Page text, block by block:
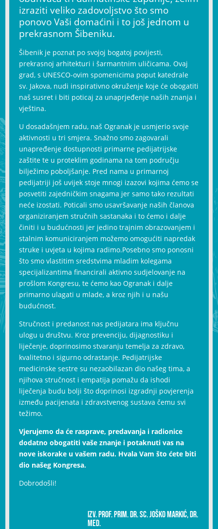
izraziti veliko zadovoljstvo što smo
ponovo Vaši domaćini i to još jednom u
prekrasnom Šibeniku.
Šibenik je poznat po svojoj bogatoj povijesti,
prekrasnoj arhitekturi i šarmantnim uličicama. Ovaj
grad, s UNESCO-ovim spomenicima poput katedrale
sv. Jakova, nudi inspirativno okruženje koje će obogatiti
naš susret i biti poticaj za unaprjeđenje naših znanja i
vještina.
U dosadašnjem radu, naš Ogranak je usmjerio svoje
aktivnosti u tri smjera. Snažno smo zagovarali
unapređenje dostupnosti primarne pedijatrijske
zaštite te u proteklim godinama na tom području
bilježimo poboljšanje. Pred nama u primarnoj
pedijatriji još uvijek stoje mnogi izazovi kojima ćemo se
posvetiti zajedničkim snagama jer samo tako rezultati
neće izostati. Poticali smo usavršavanje naših članova
organiziranjem stručnih sastanaka i to ćemo i dalje
činiti i u budućnosti jer jedino trajnim obrazovanjem i
stalnim komuniciranjem možemo omogućiti napredak
struke i uvjeta u kojima radimo.Posebno smo ponosni
što smo vlastitim sredstvima mladim kolegama
specijalizantima financirali aktivno sudjelovanje na
prošlom Kongresu, te ćemo kao Ogranak i dalje
primarno ulagati u mlade, a kroz njih i u našu
budućnost.
Stručnost i predanost nas pedijatara ima ključnu
ulogu u društvu. Kroz prevenciju, dijagnostiku i
liječenje, doprinosimo stvaranju temelja za zdravo,
kvalitetno i sigurno odrastanje. Pedijatrijske
medicinske sestre su nezaobilazan dio našeg tima, a
njihova stručnost i empatija pomažu da ishodi
liječenja budu bolji što doprinosi izgradnji povjerenja
između pacijenata i zdravstvenog sustava čemu svi
težimo.
Vjerujemo da će rasprave, predavanja i radionice
dodatno obogatiti vaše znanje i potaknuti vas na
nove iskorake u vašem radu. Hvala Vam što ćete biti
dio našeg Kongresa.
Dobrodošli!
Izv. prof. prim. dr. sc. Joško Markić, dr.
med.